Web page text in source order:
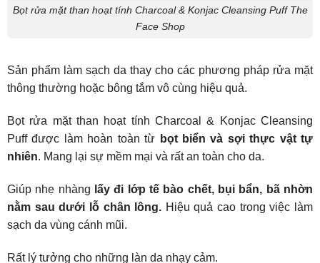
Bọt rửa mặt than hoạt tính Charcoal & Konjac Cleansing Puff The
Face Shop
Sản phẩm làm sạch da thay cho các phương pháp rửa mặt
thông thường hoặc bông tắm vô cùng hiệu quả.
Bọt rửa mặt than hoạt tính Charcoal & Konjac Cleansing
Puff được làm hoàn toàn từ bọt biển và sợi thực vật tự
nhiên. Mang lại sự mềm mại và rất an toàn cho da.
Giúp nhẹ nhàng lấy đi lớp tế bào chết, bụi bẩn, bã nhờn
nằm sau dưới lỗ chân lông. Hiệu quả cao trong việc làm
sạch da vùng cánh mũi.
Rất lý tưởng cho những làn da nhạy cảm.